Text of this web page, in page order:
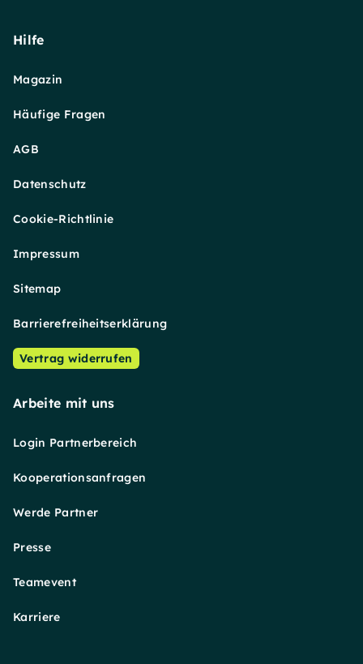
Hilfe
Magazin
Häufige Fragen
AGB
Datenschutz
Cookie-Richtlinie
Impressum
Sitemap
Barrierefreiheitserklärung
Vertrag widerrufen
Arbeite mit uns
Login Partnerbereich
Kooperationsanfragen
Werde Partner
Presse
Teamevent
Karriere